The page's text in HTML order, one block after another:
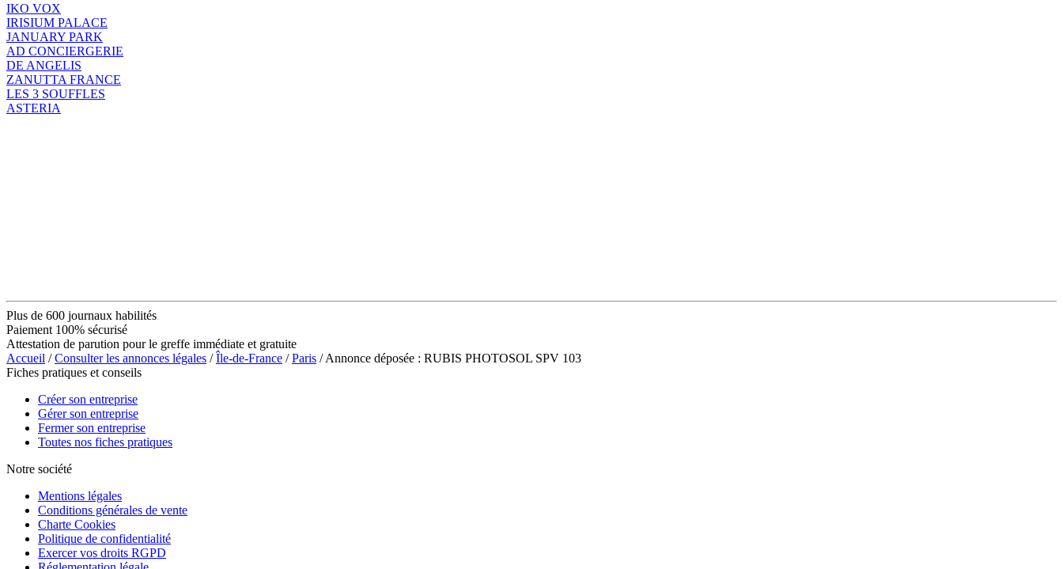
IKO VOX
IRISIUM PALACE
JANUARY PARK
AD CONCIERGERIE
DE ANGELIS
ZANUTTA FRANCE
LES 3 SOUFFLES
ASTERIA
Plus de 600 journaux habilités
Paiement 100% sécurisé
Attestation de parution pour le greffe immédiate et gratuite
Accueil /Consulter les annonces légales /Île-de-France /Paris / Annonce déposée : RUBIS PHOTOSOL SPV 103
Fiches pratiques et conseils
Créer son entreprise
Gérer son entreprise
Fermer son entreprise
Toutes nos fiches pratiques
Notre société
Mentions légales
Conditions générales de vente
Charte Cookies
Politique de confidentialité
Exercer vos droits RGPD